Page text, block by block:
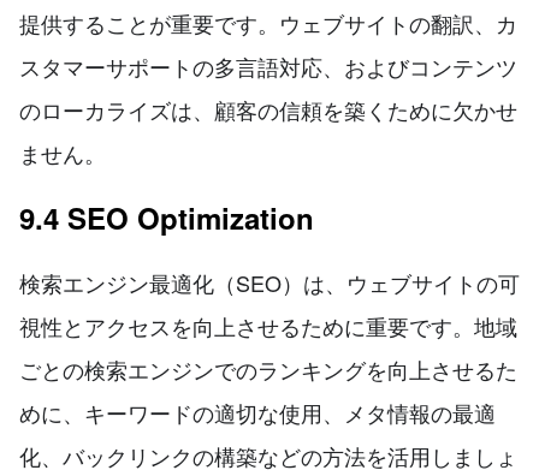
提供することが重要です。ウェブサイトの翻訳、カ
スタマーサポートの多言語対応、およびコンテンツ
のローカライズは、顧客の信頼を築くために欠かせ
ません。
9.4 SEO Optimization
検索エンジン最適化（SEO）は、ウェブサイトの可
視性とアクセスを向上させるために重要です。地域
ごとの検索エンジンでのランキングを向上させるた
めに、キーワードの適切な使用、メタ情報の最適
化、バックリンクの構築などの方法を活用しましょ